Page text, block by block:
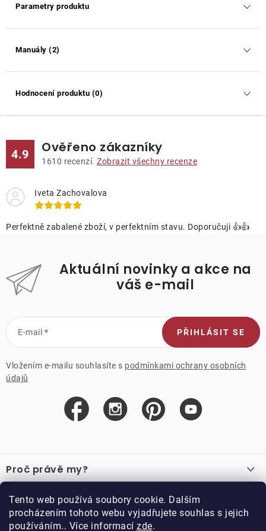
Tento web používá soubory cookie. Dalším
procházením tohoto webu vyjadřujete souhlas s jejich
používáním.. Více informací zde.
Parametry produktu
Manuály (2)
Hodnocení produktu (0)
4.9 Ověřeno zákazníky
1610 recenzí. Zobrazit všechny recenze
Iveta Zachovalova
Perfektně zabalené zboží, v perfektním stavu. Doporučuji 👍👍
Aktuální novinky a akce na
váš e-mail
E-mail
Vložením e-mailu souhlasíte s podmínkami ochrany osobních
údajů
PŘIHLÁSIT SE
á
p
a
Proč právě my?
Recenze
Důležité odkazy
Velkoobchod